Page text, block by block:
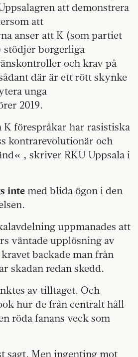
att demonstrera
att
anser att K (som partiet
borgerliga
och krav på
där är ett rött skynke
unga
2019.
förespråkar har rasistiska
kontrarevolutionär och
, skriver RKU Uppsala i
inte med blida ögon i den
uppmanades att
väntade upplösning av
backade man från
skadan redan skedd.
av tilltaget. Och
hur de från centralt håll
röda fanans veck som
sagt. Men ingenting mot